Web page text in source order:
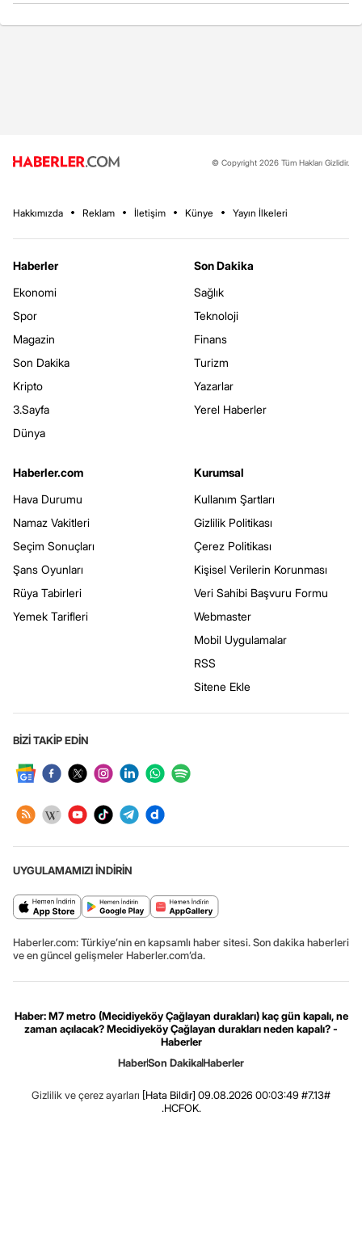
© Copyright 2026 Tüm Hakları Gizlidir.
Hakkımızda Reklam İletişim Künye Yayın İlkeleri
Haberler
Ekonomi
Spor
Magazin
Son Dakika
Kripto
3.Sayfa
Dünya
Son Dakika
Sağlık
Teknoloji
Finans
Turizm
Yazarlar
Yerel Haberler
Haberler.com
Hava Durumu
Namaz Vakitleri
Seçim Sonuçları
Şans Oyunları
Rüya Tabirleri
Yemek Tarifleri
Kurumsal
Kullanım Şartları
Gizlilik Politikası
Çerez Politikası
Kişisel Verilerin Korunması
Veri Sahibi Başvuru Formu
Webmaster
Mobil Uygulamalar
RSS
Sitene Ekle
BİZİ TAKİP EDİN
UYGULAMAMIZI İNDİRİN
Haberler.com: Türkiye’nin en kapsamlı haber sitesi. Son dakika haberleri
ve en güncel gelişmeler Haberler.com’da.
Haber: M7 metro (Mecidiyeköy Çağlayan durakları) kaç gün kapalı, ne
zaman açılacak? Mecidiyeköy Çağlayan durakları neden kapalı? -
Haberler
HaberSon DakikaHaberler
Gizlilik ve çerez ayarları [Hata Bildir] 09.08.2026 00:03:49 #7.13#
.HCFOK.